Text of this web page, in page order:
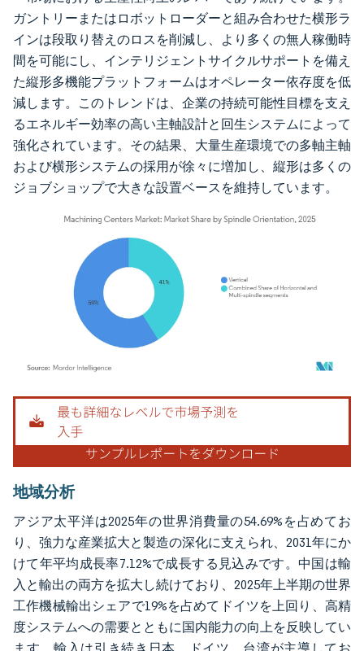
ガントリーまたはロボットローダーと組み合わせた横形ラ
インは段取り替えのロスを削減し、より多くの無人稼働時
間を可能にし、インテリジェントサイクルサポートを備え
た縦形多機能プラットフォームはオペレーター依存度を低
減します。このトレンドは、企業の持続可能性目標を支え
るエネルギー効率の高い主軸設計と回生システムによって
強化されています。その結果、大量生産環境での多軸主軸
および横形システムの採用が徐々に増加し、縦形は多くの
ジョブショップで大きな設置ベースを維持しています。
画像 © Mordor Intelligence。再利用にはCC BY 4.0の表示が必要です。
地域分析
アジア太平洋は2025年の世界消費量の54.69%を占めてお
り、強力な産業拡大と製造の深化に支えられ、2031年にか
けて年平均成長率7.12%で成長する見込みです。中国は輸
入と輸出の両方を拡大し続けており、2025年上半期の世界
工作機械輸出シェアで19%を占めてドイツを上回り、高精
度システムへの需要とともに国内能力の向上を反映してい